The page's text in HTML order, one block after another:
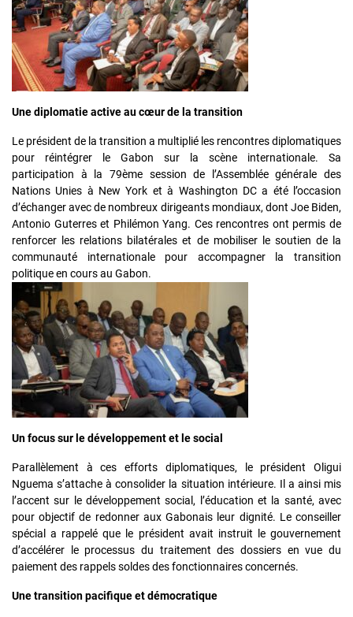
Une diplomatie active au cœur de la transition
Le président de la transition a multiplié les rencontres diplomatiques
pour réintégrer le Gabon sur la scène internationale. Sa
participation à la 79ème session de l’Assemblée générale des
Nations Unies à New York et à Washington DC a été l’occasion
d’échanger avec de nombreux dirigeants mondiaux, dont Joe Biden,
Antonio Guterres et Philémon Yang. Ces rencontres ont permis de
renforcer les relations bilatérales et de mobiliser le soutien de la
communauté internationale pour accompagner la transition
politique en cours au Gabon.
Un focus sur le développement et le social
Parallèlement à ces efforts diplomatiques, le président Oligui
Nguema s’attache à consolider la situation intérieure. Il a ainsi mis
l’accent sur le développement social, l’éducation et la santé, avec
pour objectif de redonner aux Gabonais leur dignité. Le conseiller
spécial a rappelé que le président avait instruit le gouvernement
d’accélérer le processus du traitement des dossiers en vue du
paiement des rappels soldes des fonctionnaires concernés.
Une transition pacifique et démocratique